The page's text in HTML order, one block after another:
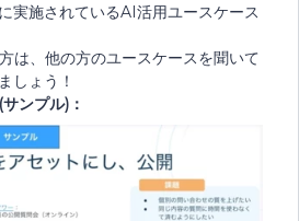
実施されているAI活用ユースケース
は、他の方のユースケースを聞いて
しょう！
ンプル)：